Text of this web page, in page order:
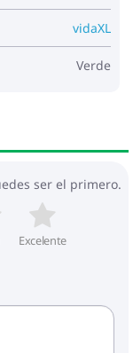
de malla
vidaXL
Verde
ser el primero.
Excelente